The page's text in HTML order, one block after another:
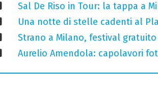
Sal De Riso in Tour: la tappa a
Una notte di stelle cadenti al
Strano a Milano, festival
Aurelio Amendola: capolavori